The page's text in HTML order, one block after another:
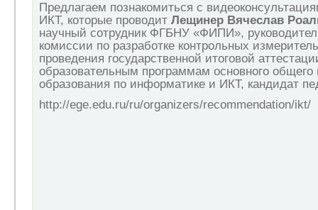
Предлагаем познакомиться с
ИКТ, которые проводит Лещинер Вячеслав
научный сотрудник ФГБНУ «ФИПИ»,
комиссии по разработке контрольных
проведения государственной итоговой
образовательным программам основного общего
образования по информатике и ИКТ, кандидат
http://ege.edu.ru/ru/organizers/recommendation/ikt/